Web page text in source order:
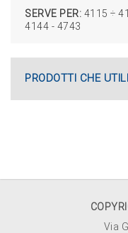
SERVE PER: 4115 ÷
4144 ‑ 4743
PRODOTTI CHE
Via